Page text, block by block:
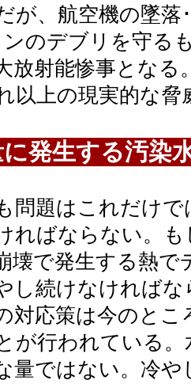
が、航空機の墜
ンのデブリを守る
放射能惨事となる
以上の現実的な
発生する汚染
問題はこれだけで
ればならない。
壊で発生する熱
し続けなければ
対応策は今のと
が行われている
量ではない。冷